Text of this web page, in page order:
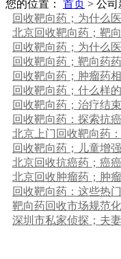
您的位置： 首页 > 公司
回收靶向药；为什么
北京回收靶向药；靶
回收靶向药；为什么
回收靶向药；靶向药
回收靶向药；肿瘤药
回收靶向药；什么样
回收靶向药；治疗结
回收靶向药：探索抗
北京上门回收靶向药
回收靶向药；儿童增
北京回收抗癌药；癌
北京回收肿瘤药；肿
回收靶向药：这些热
靶向药回收市场规范化
深圳市私家侦探；夫